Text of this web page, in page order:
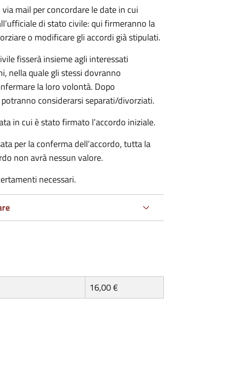
mail per concordare le date in cui
di stato civile: qui firmeranno la
o modificare gli accordi già stipulati.
fisserà insieme agli interessati
nella quale gli stessi dovranno
la loro volontà. Dopo
considerarsi separati/divorziati.
in cui è stato firmato l’accordo iniziale.
per la conferma dell’accordo, tutta la
non avrà nessun valore.
necessari.
16,00 €